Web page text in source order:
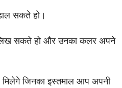
सकते हो।
सकते हो और उनका कलर अपने
जिनका इस्तमाल आप अपनी